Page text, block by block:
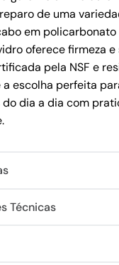
de uma
em
oferece firmeza e
pela NSF e
a escolha perfeita
do dia a dia com
Técnicas